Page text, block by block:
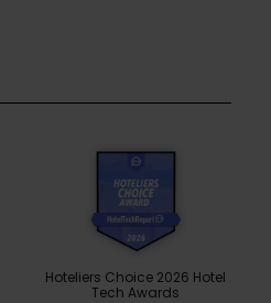
Hoteliers Choice 2026 Hotel
Tech Awards